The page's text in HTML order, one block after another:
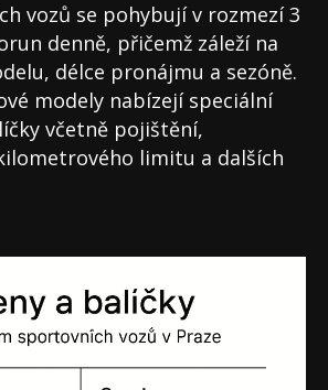
vozů se pohybují v rozmezí 3
denně, přičemž záleží na
délce pronájmu a sezóně.
modely nabízejí speciální
včetně pojištění,
limitu a dalších